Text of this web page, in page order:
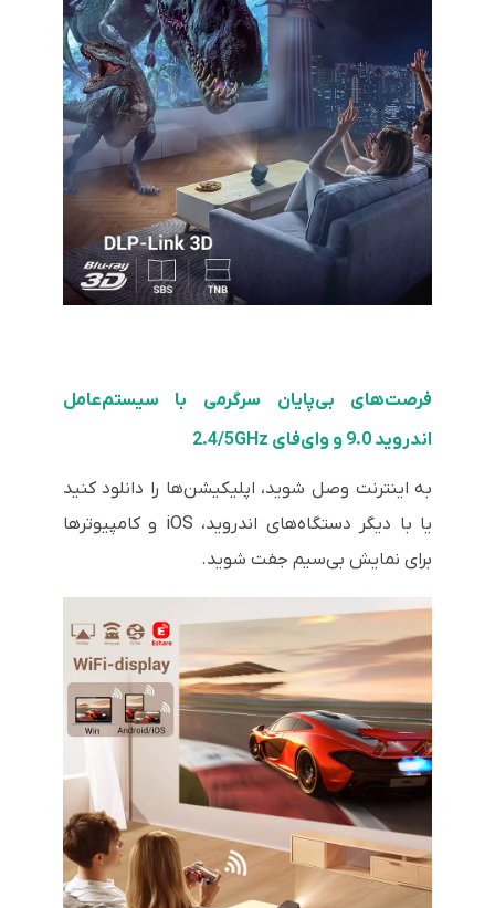
فرصت‌های بی‌پایان سرگرمی با سیستم‌عامل
اندروید 9.0 و وای‌فای 2.4/5GHz
به اینترنت وصل شوید، اپلیکیشن‌ها را دانلود کنید
یا با دیگر دستگاه‌های اندروید، iOS و کامپیوترها
برای نمایش بی‌سیم جفت شوید.